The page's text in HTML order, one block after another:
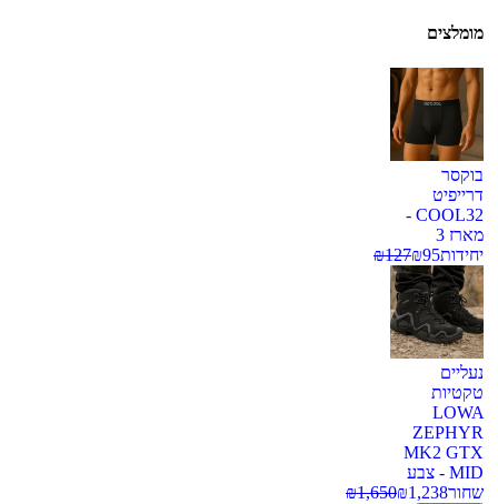
מומלצים
בוקסר
דרייפיט
COOL32 -
מארז 3
יחידות
₪95
₪127
נעליים
טקטיות
LOWA
ZEPHYR
MK2 GTX
MID - צבע
שחור
₪1,238
₪1,650